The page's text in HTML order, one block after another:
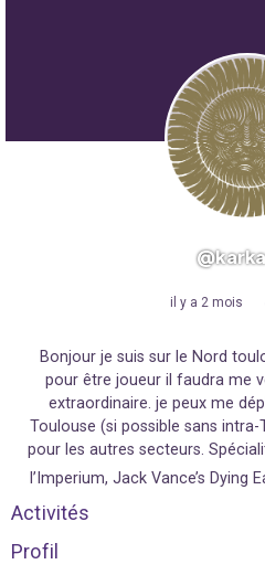
il y a 2 mois
Bonjour je suis sur le Nord
pour être joueur il faudra me
extraordinaire. je peux me
Toulouse (si possible sans
pour les autres secteurs.
l’Imperium, Jack Vance’s Dying
Activités
Profil